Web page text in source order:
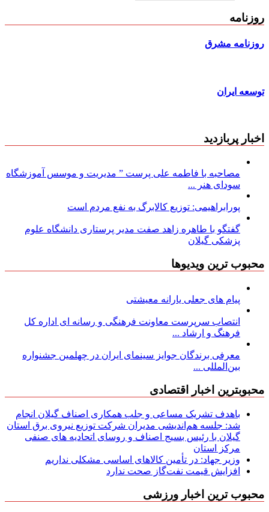
روزنامه
روزنامه مشرق
توسعه ایران
اخبار پربازدید
مصاحبه با فاطمه علی پرست ” مدیریت و موسس آموزشگاه
سودای هنر ...
پورابراهیمی: توزیع کالابرگ به نفع مردم است
گفتگو با طاهره زاهد صفت مدیر پرستاری دانشگاه علوم
پزشکی گیلان
محبوب ترین ویدیوها
پیام های جعلی یارانه معیشتی
انتصاب سرپرست معاونت فرهنگی و رسانه ای اداره کل
فرهنگ و ارشاد ...
معرفی برندگان جوایز سینمای ایران در چهلمین جشنواره
بین‌المللی ...
محبوبترین اخبار اقتصادی
باهدف تشریک مساعی و جلب همکاری اصناف گیلان انجام
شد: جلسه هم‌اندیشی مدیران شركت توزیع نیروی برق استان
گیلان با رئیس بسیج اصناف و روسای اتحادیه های صنفی
مركز استان
وزیر جهاد: در تأمین کالاهای اساسی مشکلی نداریم
افزایش قیمت نفت‌گاز صحت ندارد
محبوب ترین اخبار ورزشی